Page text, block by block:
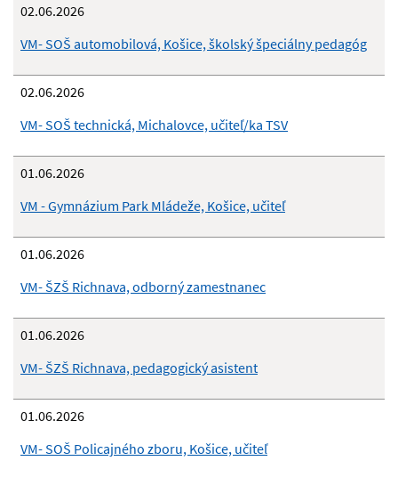
02.06.2026
VM- SOŠ automobilová, Košice, školský špeciálny pedagóg
02.06.2026
VM- SOŠ technická, Michalovce, učiteľ/ka TSV
01.06.2026
VM - Gymnázium Park Mládeže, Košice, učiteľ
01.06.2026
VM- ŠZŠ Richnava, odborný zamestnanec
01.06.2026
VM- ŠZŠ Richnava, pedagogický asistent
01.06.2026
VM- SOŠ Policajného zboru, Košice, učiteľ